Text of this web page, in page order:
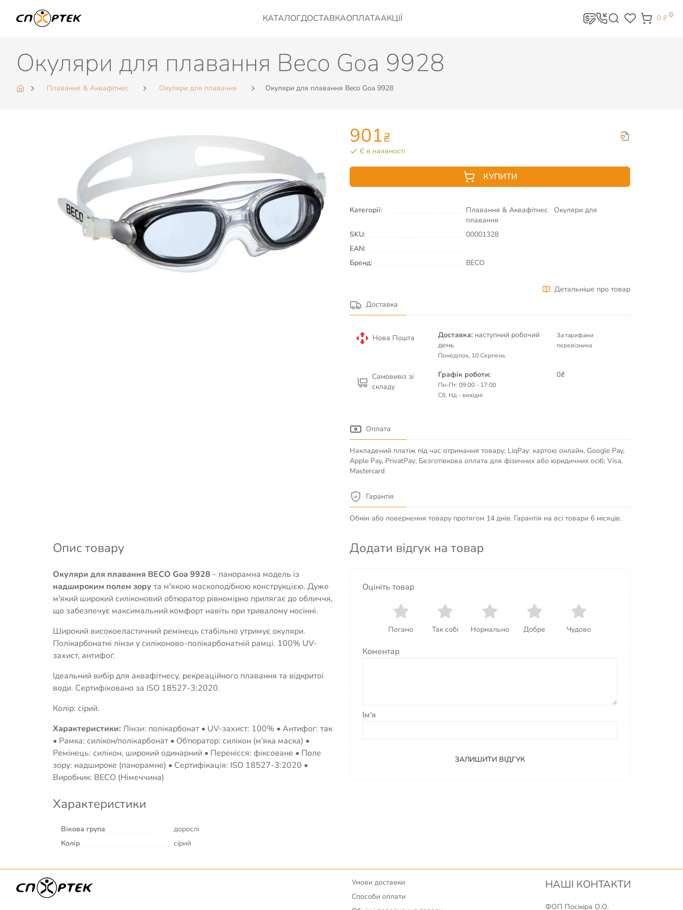
КАТАЛОГДОСТАВКАОПЛАТААКЦІЇ 0 ₴ 0
Окуляри для плавання Beco Goa 9928
Плавання & Аквафітнес Окуляри для плавання Окуляри для плавання Beco Goa 9928
901₴
Є в наявності
КУПИТИ
Категорії: Плавання & Аквафітнес
Окуляри для
плавання
SKU:
00001328
EAN:
Бренд:
BECO
Детальніше про товар
Доставка
Нова Пошта Доставка: наступний робочий
день
Понеділок, 10 Серпень
За тарифами
перевізника
Самовивіз зі
складу
Графік роботи:
Пн-Пт: 09:00 - 17:00
Сб, Нд - вихідні
0₴
Оплата
Накладений платіж під час отримання товару; LiqPay: картою онлайн, Google Pay,
Apple Pay, PrivatPay; Безготівкова оплата для фізичних або юридичних осіб; Visa,
Mastercard
Гарантія
Обмін або повернення товару протягом 14 днів. Гарантія на всі товари 6 місяців.
Опис товару
Окуляри для плавання BECO Goa 9928 – панорамна модель із
надшироким полем зору та м'якою маскоподібною конструкцією. Дуже
м'який широкий силіконовий обтюратор рівномірно прилягає до обличчя,
що забезпечує максимальний комфорт навіть при тривалому носінні.
Широкий високоеластичний ремінець стабільно утримує окуляри.
Полікарбонатні лінзи у силіконово-полікарбонатній рамці. 100% UV-
захист, антифоґ.
Ідеальний вибір для аквафітнесу, рекреаційного плавання та відкритої
води. Сертифіковано за ISO 18527-3:2020.
Колір: сірий.
Характеристики: Лінзи: полікарбонат • UV-захист: 100% • Антифог: так
• Рамка: силікон/полікарбонат • Обтюратор: силікон (м'яка маска) •
Ремінець: силікон, широкий одинарний • Перенісся: фіксоване • Поле
зору: надшироке (панорамне) • Сертифікація: ISO 18527-3:2020 •
Виробник: BECO (Німеччина)
Характеристики
Вікова група
дорослі
Колір
сірий
Додати відгук на товар
Оцініть товар
Погано Так собі Нормально Добре Чудово
Коментар
Ім'я
ЗАЛИШИТИ ВІДГУК
Умови доставки
Способи оплати
НАШІ КОНТАКТИ
ФОП Посікіра О.О.